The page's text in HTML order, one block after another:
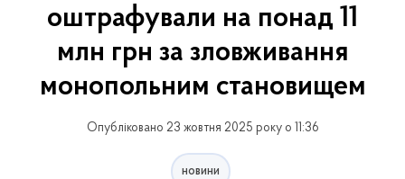
оштрафували на понад 11
млн грн за зловживання
монопольним становищем
Опубліковано 23 жовтня 2025 року о 11:36
новини